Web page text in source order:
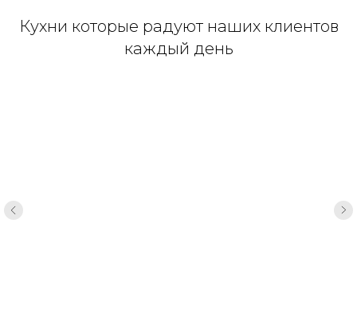
Кухни которые радуют наших клиентов
каждый день